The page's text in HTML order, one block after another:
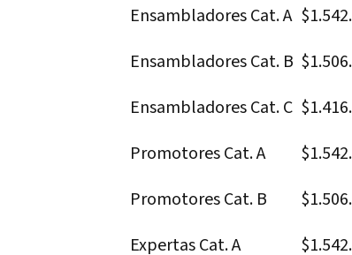
Ensambladores Cat. A
Ensambladores Cat. B
Ensambladores Cat. C
Promotores Cat. A
Promotores Cat. B
Expertas Cat. A